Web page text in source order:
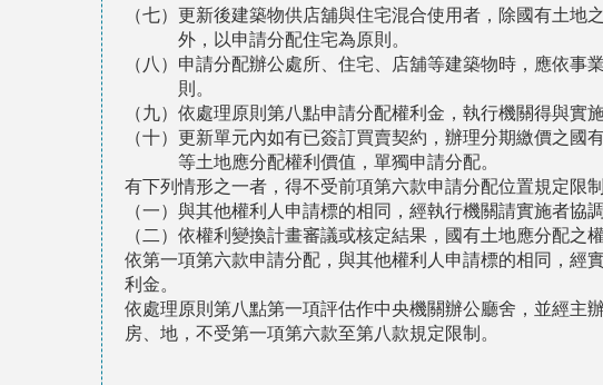
（七）更新後建築物供店舖與住宅混合使用者，除國有土
外，以申請分配住宅為原則。
（八）申請分配辦公處所、住宅、店舖等建築物時，應依
則。
（九）依處理原則第八點申請分配權利金，執行機關得與
（十）更新單元內如有已簽訂買賣契約，辦理分期繳價之
等土地應分配權利價值，單獨申請分配。
有下列情形之一者，得不受前項第六款申請分配位置規定限制
（一）與其他權利人申請標的相同，經執行機關請實施者協
（二）依權利變換計畫審議或核定結果，國有土地應分配
依第一項第六款申請分配，與其他權利人申請標的相同，經
利金。
依處理原則第八點第一項評估作中央機關辦公廳舍，並經主
房、地，不受第一項第六款至第八款規定限制。